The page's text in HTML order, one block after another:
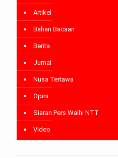
Artikel
Bahan Bacaan
Berita
Jurnal
Nusa Tertawa
Opini
Siaran Pers Walhi NTT
Video